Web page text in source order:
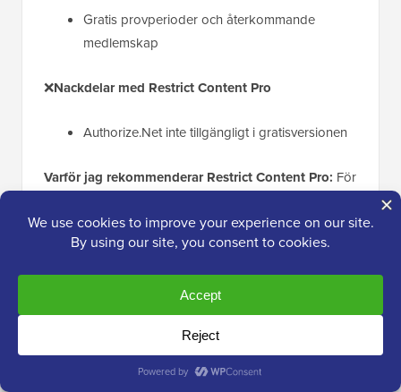
Gratis provperioder och återkommande
medlemskap
❌Nackdelar med Restrict Content Pro
Authorize.Net inte tillgängligt i gratisversionen
Varför jag rekommenderar Restrict Content Pro: För
rekommenderar jag Restrict Content Pro.
Vilket är det bästa Authorize.net-
pluginet för WordPress?
Efter att ha granskat alla alternativ tror jag att den
bästa Authorize.Net-pluginen för WordPress verkligen
beror på dina specifika behov.